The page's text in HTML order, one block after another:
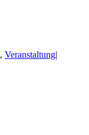
, Veranstaltung|